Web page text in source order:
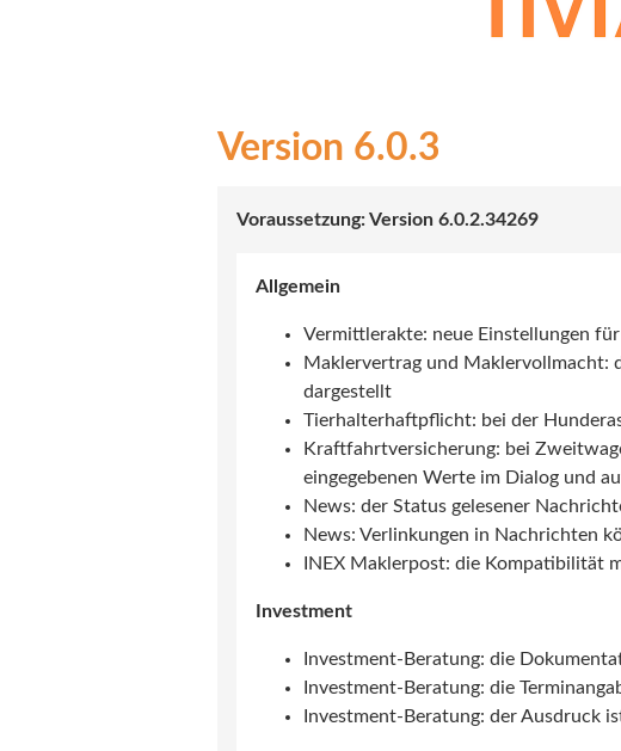
6.0.3
6.0.2.34269
Allgemein
Vermittlerakte: neue Einstellungen
Maklervertrag und Maklervollmacht:
dargestellt
Tierhalterhaftpflicht: bei der
Kraftfahrtversicherung: bei
eingegebenen Werte im Dialog und
News: der Status gelesener
News: Verlinkungen in Nachrichten
INEX Maklerpost: die Kompatibilität
Investment
Investment-Beratung: die
Investment-Beratung: die
Investment-Beratung: der Ausdruck